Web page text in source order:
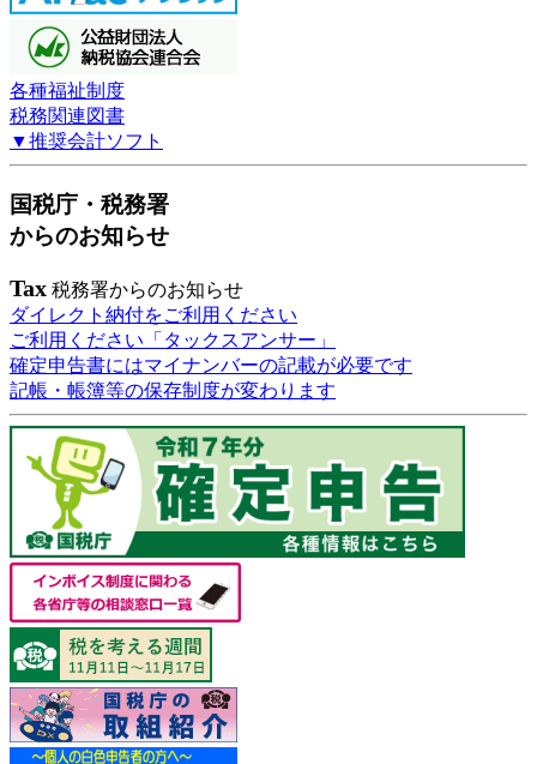
各種福祉制度
税務関連図書
▼推奨会計ソフト
国税庁・税務署
からのお知らせ
Tax 税務署からのお知らせ
ダイレクト納付をご利用ください
ご利用ください「タックスアンサー」
確定申告書にはマイナンバーの記載が必要です
記帳・帳簿等の保存制度が変わります